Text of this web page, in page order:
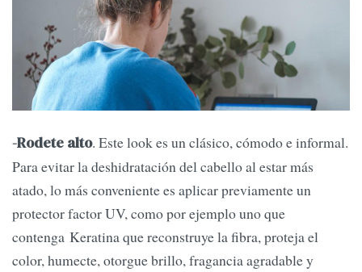
-Rodete alto. Este look es un clásico, cómodo e informal.
Para evitar la deshidratación del cabello al estar más
atado, lo más conveniente es aplicar previamente un
protector factor UV, como por ejemplo uno que
contenga Keratina que reconstruye la fibra, proteja el
color, humecte, otorgue brillo, fragancia agradable y